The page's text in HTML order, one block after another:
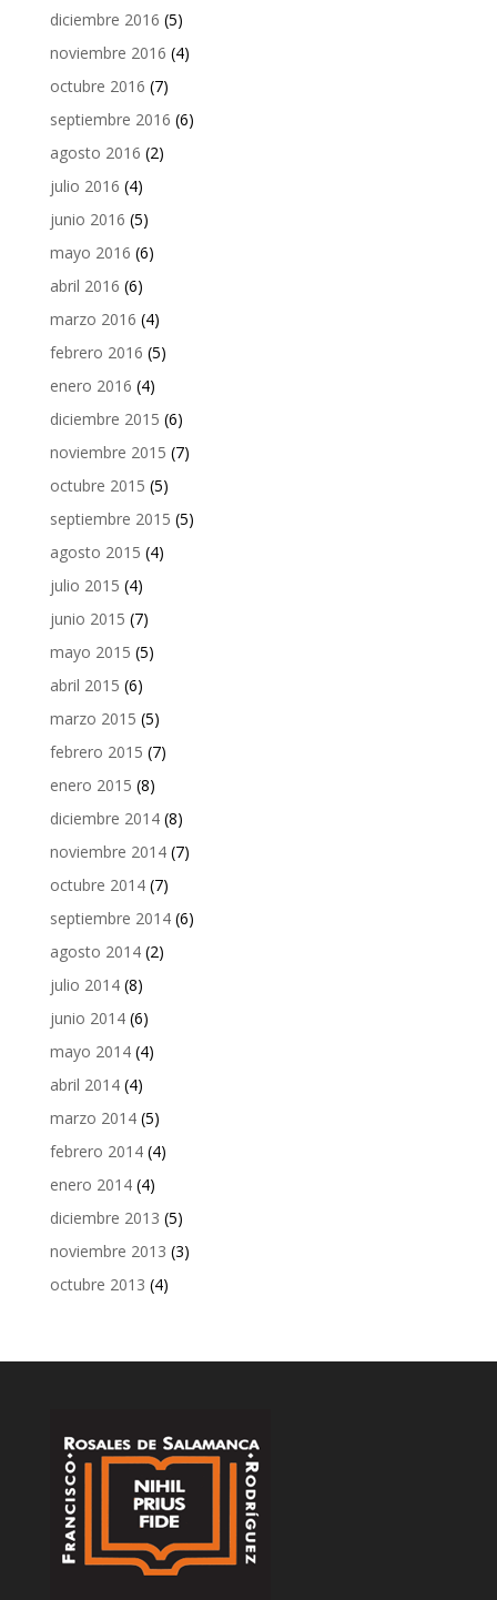
diciembre 2016 (5)
noviembre 2016 (4)
octubre 2016 (7)
septiembre 2016 (6)
agosto 2016 (2)
julio 2016 (4)
junio 2016 (5)
mayo 2016 (6)
abril 2016 (6)
marzo 2016 (4)
febrero 2016 (5)
enero 2016 (4)
diciembre 2015 (6)
noviembre 2015 (7)
octubre 2015 (5)
septiembre 2015 (5)
agosto 2015 (4)
julio 2015 (4)
junio 2015 (7)
mayo 2015 (5)
abril 2015 (6)
marzo 2015 (5)
febrero 2015 (7)
enero 2015 (8)
diciembre 2014(8)
noviembre 2014(7)
octubre 2014(7)
septiembre 2014(6)
agosto 2014(2)
julio 2014(8)
junio 2014(6)
mayo 2014(4)
abril 2014(4)
marzo 2014(5)
febrero 2014(4)
enero 2014(4)
diciembre 2013 (5)
noviembre 2013 (3)
octubre 2013 (4)